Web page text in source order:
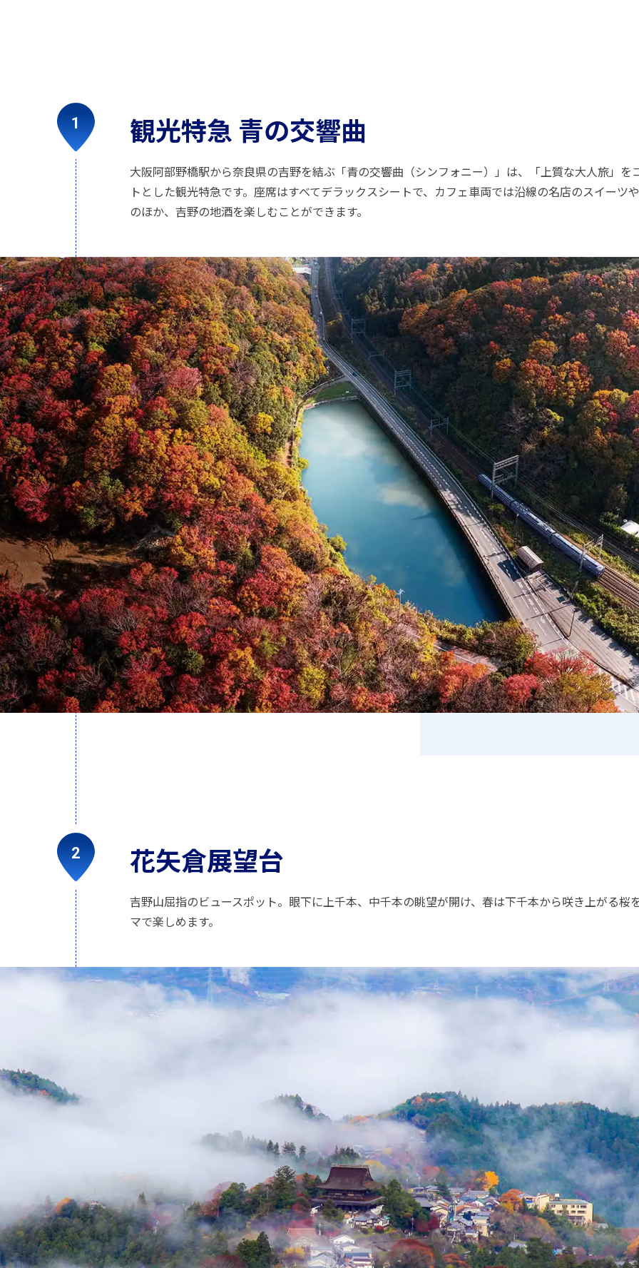
観光特急 青の交響曲
大阪阿部野橋駅から奈良県の吉野を結ぶ「青の交響曲（シンフォニー）」は、「上質な大人旅」を
トとした観光特急です。座席はすべてデラックスシートで、カフェ車両では沿線の名店のスイーツ
のほか、吉野の地酒を楽しむことができます。
花矢倉展望台
吉野山屈指のビュースポット。眼下に上千本、中千本の眺望が開け、春は下千本から咲き上がる桜
マで楽しめます。